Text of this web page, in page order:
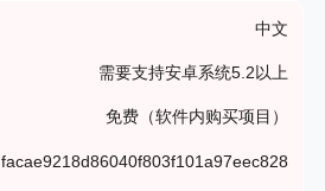
中文
需要支持安卓系统5.2以上
免费（软件内购买项目）
facae9218d86040f803f101a97eec828